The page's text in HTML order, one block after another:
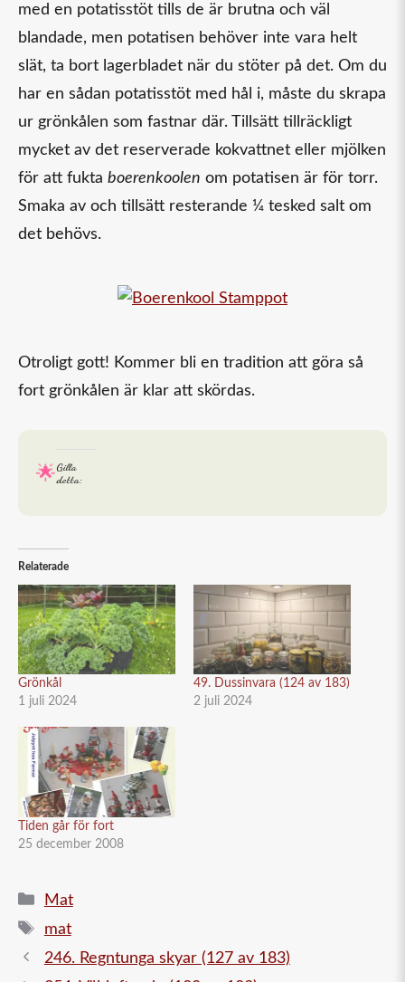
med en potatisstöt tills de är brutna och väl
blandade, men potatisen behöver inte vara helt
slät, ta bort lagerbladet när du stöter på det. Om du
har en sådan potatisstöt med hål i, måste du skrapa
ur grönkålen som fastnar där. Tillsätt tillräckligt
mycket av det reserverade kokvattnet eller mjölken
för att fukta boerenkoolen om potatisen är för torr.
Smaka av och tillsätt resterande ¼ tesked salt om
det behövs.
Otroligt gott! Kommer bli en tradition att göra så
fort grönkålen är klar att skördas.
Gilla
detta:
Relaterade
Grönkål
1 juli 2024
49. Dussinvara (124 av 183)
2 juli 2024
Tiden går för fort
25 december 2008
Kategorier
Mat
Etiketter
mat
246. Regntunga skyar (127 av 183)